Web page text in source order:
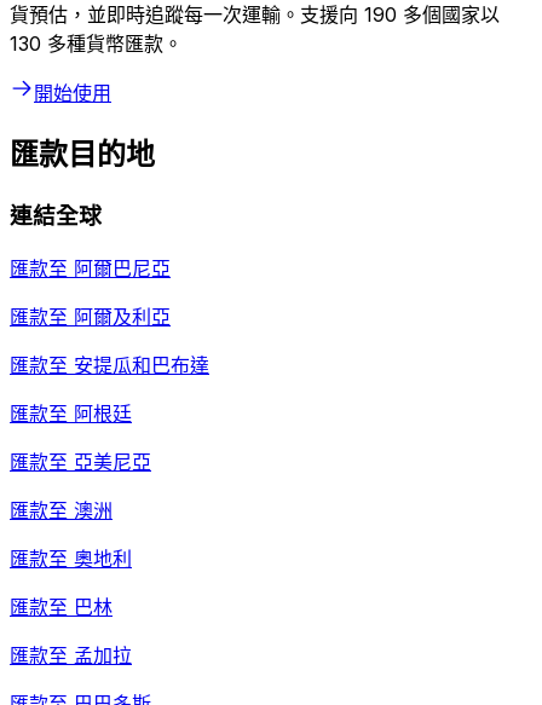
貨預估，並即時追蹤每一次運輸。支援向 190 多個國家以
130 多種貨幣匯款。
開始使用
匯款目的地
連結全球
匯款至 阿爾巴尼亞
匯款至 阿爾及利亞
匯款至 安提瓜和巴布達
匯款至 阿根廷
匯款至 亞美尼亞
匯款至 澳洲
匯款至 奧地利
匯款至 巴林
匯款至 孟加拉